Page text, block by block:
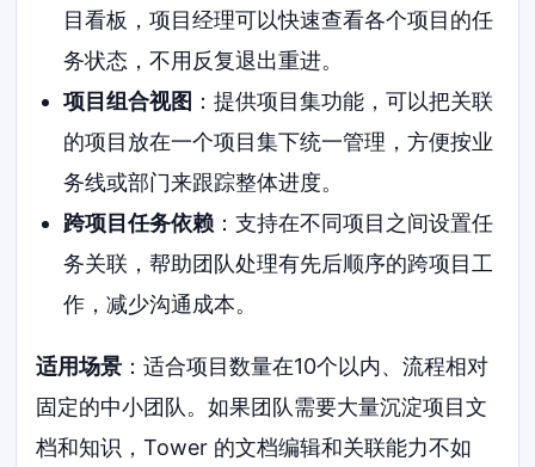
目看板，项目经理可以快速查看各个项目的任
务状态，不用反复退出重进。
项目组合视图 ：提供项目集功能，可以把关联
的项目放在一个项目集下统一管理，方便按业
务线或部门来跟踪整体进度。
跨项目任务依赖：支持在不同项目之间设置任
务关联，帮助团队处理有先后顺序的跨项目工
作，减少沟通成本。
适用场景 ：适合项目数量在10个以内、流程相对
固定的中小团队。如果团队需要大量沉淀项目文
档和知识，Tower 的文档编辑和关联能力不如